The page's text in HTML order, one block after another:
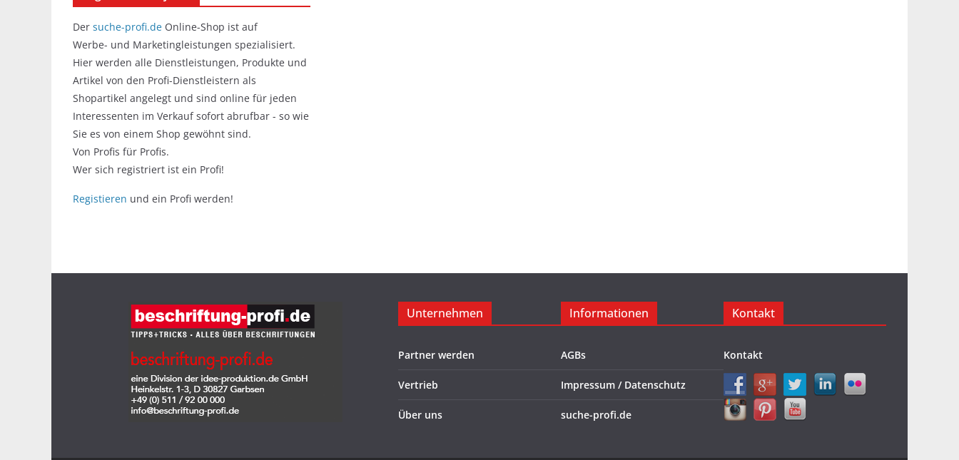
Der suche-profi.de Online-Shop ist auf
Werbe- und Marketingleistungen spezialisiert.
Hier werden alle Dienstleistungen, Produkte und
Artikel von den Profi-Dienstleistern als
Shopartikel angelegt und sind online für jeden
Interessenten im Verkauf sofort abrufbar - so wie
Sie es von einem Shop gewöhnt sind.
Von Profis für Profis.
Wer sich registriert ist ein Profi!
Registieren und ein Profi werden!
Unternehmen
Partner werden
Vertrieb
Über uns
Informationen
AGBs
Impressum / Datenschutz
suche-profi.de
Kontakt
Kontakt